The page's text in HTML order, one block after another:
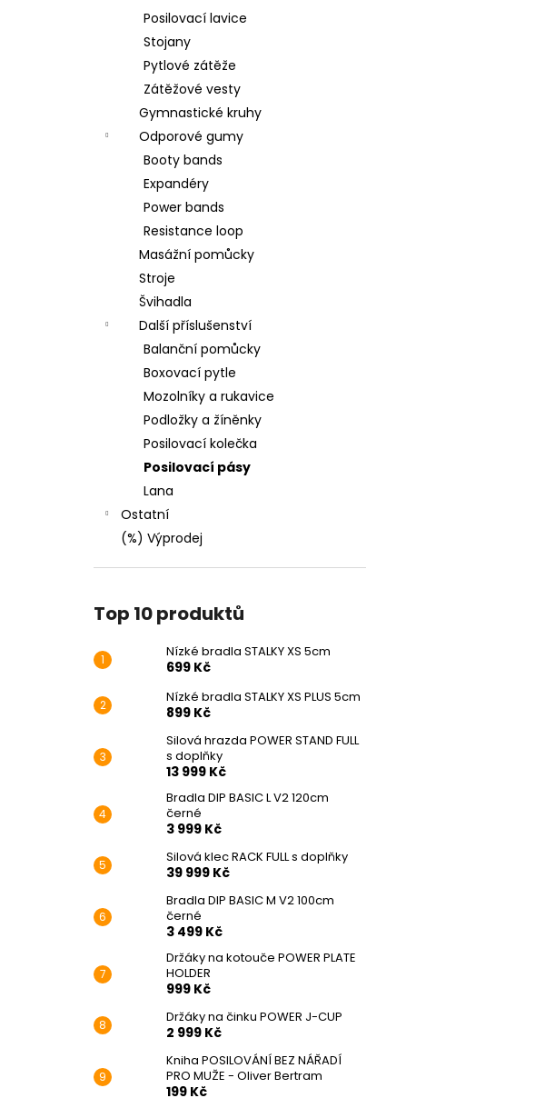
Posilovací lavice
Stojany
Pytlové zátěže
Zátěžové vesty
Gymnastické kruhy
Odporové gumy
Booty bands
Expandéry
Power bands
Resistance loop
Masážní pomůcky
Stroje
Švihadla
Další příslušenství
Balanční pomůcky
Boxovací pytle
Mozolníky a rukavice
Podložky a žíněnky
Posilovací kolečka
Posilovací pásy
Lana
Ostatní
(%) Výprodej
Top 10 produktů
Nízké bradla STALKY XS 5cm
699 Kč
Nízké bradla STALKY XS PLUS 5cm
899 Kč
Silová hrazda POWER STAND FULL
s doplňky
13 999 Kč
Bradla DIP BASIC L V2 120cm
černé
3 999 Kč
Silová klec RACK FULL s doplňky
39 999 Kč
Bradla DIP BASIC M V2 100cm
černé
3 499 Kč
Držáky na kotouče POWER PLATE
HOLDER
999 Kč
Držáky na činku POWER J-CUP
2 999 Kč
Kniha POSILOVÁNÍ BEZ NÁŘADÍ
PRO MUŽE - Oliver Bertram
199 Kč